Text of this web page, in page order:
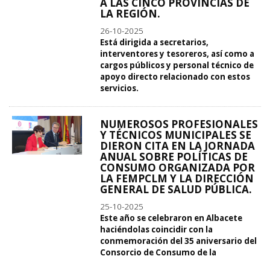
LA REGIÓN.
26-10-2025
Está dirigida a secretarios,
interventores y tesoreros, así como a
cargos públicos y personal técnico de
apoyo directo relacionado con estos
servicios.
NUMEROSOS PROFESIONALES
Y TÉCNICOS MUNICIPALES SE
DIERON CITA EN LA JORNADA
ANUAL SOBRE POLÍTICAS DE
CONSUMO ORGANIZADA POR
LA FEMPCLM Y LA DIRECCIÓN
GENERAL DE SALUD PÚBLICA.
25-10-2025
Este año se celebraron en Albacete
haciéndolas coincidir con la
conmemoración del 35 aniversario del
Consorcio de Consumo de la